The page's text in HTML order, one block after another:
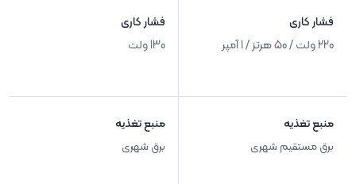
فشار کاری
220 ولت / 50 هرتز / 1 آمپر
منبع تغذیه
برق مستقیم شهری
فشار کاری
130 ولت
منبع تغذیه
برق شهری